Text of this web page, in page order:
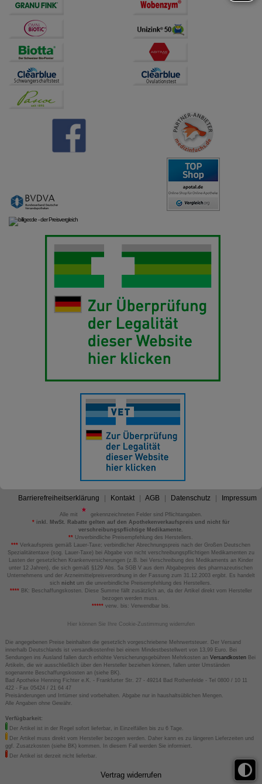
Barrierefreiheitserklärung Kontakt AGB Datenschutz Impressum
Alle mit
gekennzeichneten Felder sind Pflichtangaben.
*inkl. MwSt. Rabatte gelten auf den Apothekenverkaufspreis und nicht für
verschreibungspflichtige Medikamente.
** Unverbindliche Preisempfehlung des Herstellers.
*** Verkaufspreis gemäß Lauer-Taxe; verbindlicher Abrechnungspreis nach der Großen Deutschen
Spezialitätentaxe (sog. Lauer-Taxe) bei Abgabe von nicht verschreibungspflichtigen Medikamenten zu
Lasten der gesetzlichen Krankenversicherungen (z.B. bei Verschreibung des Medikaments an Kinder
unter 12 Jahren), die sich gemäß §129 Abs. 5a SGB V aus dem Abgabepreis des pharmazeutischen
Unternehmens und der Arzneimittelpreisverordnung in der Fassung zum 31.12.2003 ergibt. Es handelt
sich nicht um die unverbindliche Preisempfehlung des Herstellers.
****BK: Beschaffungskosten. Diese Summe fällt zusätzlich an, da der Artikel direkt vom Hersteller
bezogen werden muss.
*****verw. bis: Verwendbar bis.
Hier können Sie Ihre Cookie-Zustimmung widerrufen
Die angegebenen Preise beinhalten die gesetzlich vorgeschriebene Mehrwertsteuer. Der Versand
innerhalb Deutschlands ist versandkostenfrei bei einem Mindestbestellwert von 13,99 Euro. Bei
Sendungen ins Ausland fallen durch erhöhte Versicherungsgebühren Mehrkosten an VersandkostenBei
Artikeln, die wir ausschließlich über den Hersteller beziehen können, fallen unter Umständen
sogenannte Beschaffungskosten an (siehe BK).
Bad Apotheke Henning Fichter e.K. - Frankfurter Str. 27 - 49214 Bad Rothenfelde - Tel 0800 / 10 11
422 - Fax 05424 / 21 64 47
Preisänderungen und Irrtümer sind vorbehalten. Abgabe nur in haushaltsüblichen Mengen.
Alle Angaben ohne Gewähr.
Verfügbarkeit:
Der Artikel ist in der Regel sofort lieferbar, in Einzelfällen bis zu 6 Tage.
Der Artikel muss direkt vom Hersteller bezogen werden. Daher kann es zu längeren Lieferzeiten und
ggf. Zusatzkosten (siehe BK) kommen. In diesem Fall werden Sie informiert.
Der Artikel ist derzeit nicht lieferbar.
Vertrag widerrufen